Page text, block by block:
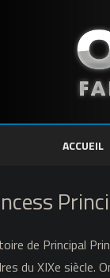
ACCUEIL
de Principal
du XIXe siècle.